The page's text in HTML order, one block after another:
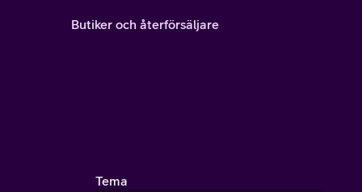
Butiker och återförsäljare
Tema